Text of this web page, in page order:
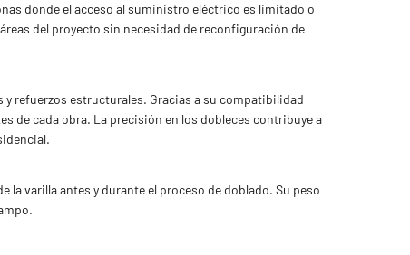
donde el acceso al suministro eléctrico es limitado o
del proyecto sin necesidad de reconfiguración de
refuerzos estructurales. Gracias a su compatibilidad
de cada obra. La precisión en los dobleces contribuye a
varilla antes y durante el proceso de doblado. Su peso